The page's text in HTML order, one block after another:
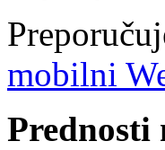
mobilni
Prednosti